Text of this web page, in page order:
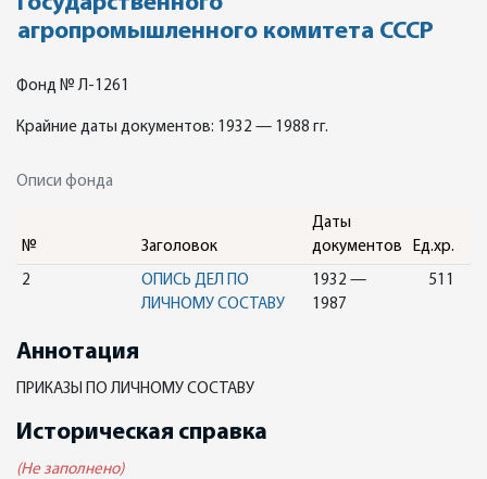
агропромышленного комитета СССР
Фонд № Л-1261
Крайние даты документов: 1932 — 1988 гг.
Описи фонда
№ Заголовок
Даты
документов
Ед.хр.
2
ОПИСЬ ДЕЛ ПО
ЛИЧНОМУ СОСТАВУ
1932 —
1987
511
Аннотация
ПРИКАЗЫ ПО ЛИЧНОМУ СОСТАВУ
Историческая справка
(Не заполнено)